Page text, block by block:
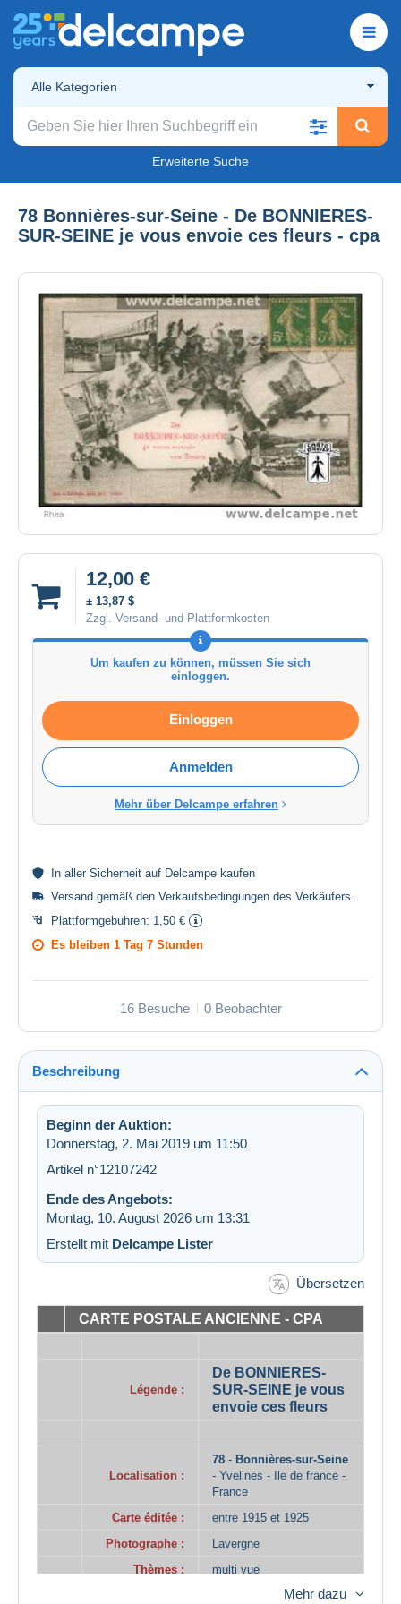
Alle Kategorien
Erweiterte Suche
78 Bonnières-sur-Seine - De BONNIERES-
SUR-SEINE je vous envoie ces fleurs - cpa
12,00 €
± 13,87 $
Zzgl. Versand- und Plattformkosten
Um kaufen zu können, müssen Sie sich
einloggen.
Einloggen
Anmelden
Mehr über Delcampe erfahren
In aller Sicherheit auf Delcampe kaufen
Versand gemäß den Verkaufsbedingungen des Verkäufers
Plattformgebühren: 1,50 €
Es bleiben 1 Tag 7 Stunden
16 Besuche 0 Beobachter
Beschreibung
Beginn der Auktion:
Donnerstag, 2. Mai 2019 um 11:50
Artikel n°12107242
Ende des Angebots:
Montag, 10. August 2026 um 13:31
Erstellt mit Delcampe Lister
Übersetzen
CARTE POSTALE ANCIENNE - CPA
Légende :
De BONNIERES-
SUR-SEINE je vous
envoie ces fleurs
Localisation :
78 - Bonnières-sur-Seine
- Yvelines - Ile de france -
France
Carte éditée :
entre 1915 et 1925
Photographe :
Lavergne
Thèmes :
multi vue
multi vue, fleurMehr dazu